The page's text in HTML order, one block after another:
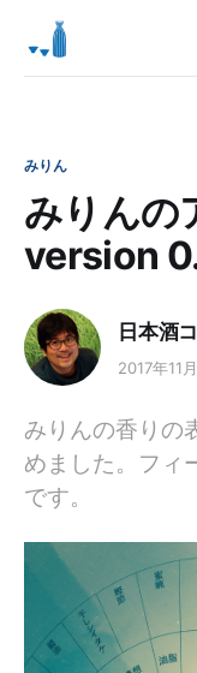
みりん
みりんの
version
日本酒
2017年11
みりんの香りの
めました。フィ
です。